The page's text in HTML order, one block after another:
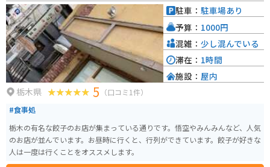
栃木県 5 （口コミ1件）
#食事処
栃木の有名な餃子のお店が集まっている通りです。悟空やみんみんなど、人気
のお店が並んでいます。お昼時に行くと、行列ができています。餃子が好きな
人は一度は行くことをオススメします。
駐車： 駐車場あり
予算： 1000円
混雑： 少し混んでいる
滞在： 1時間
施設： 屋内